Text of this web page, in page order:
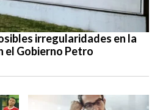
irregularidades en la
el Gobierno Petro